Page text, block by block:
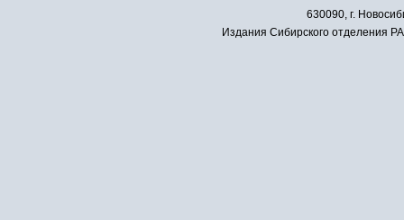
630090, г.
Издания Сибирского отделения